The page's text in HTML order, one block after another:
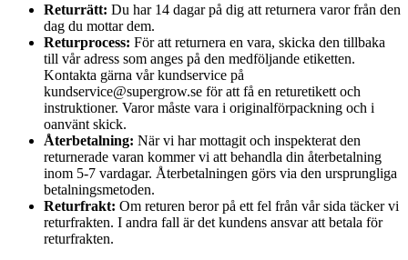
Returrätt: Du har 14 dagar på dig att returnera varor från den
dag du mottar dem.
Returprocess: För att returnera en vara, skicka den tillbaka
till vår adress som anges på den medföljande etiketten.
Kontakta gärna vår kundservice på
kundservice@supergrow.se för att få en returetikett och
instruktioner. Varor måste vara i originalförpackning och i
oanvänt skick.
Återbetalning: När vi har mottagit och inspekterat den
returnerade varan kommer vi att behandla din återbetalning
inom 5-7 vardagar. Återbetalningen görs via den ursprungliga
betalningsmetoden.
Returfrakt: Om returen beror på ett fel från vår sida täcker vi
returfrakten. I andra fall är det kundens ansvar att betala för
returfrakten.